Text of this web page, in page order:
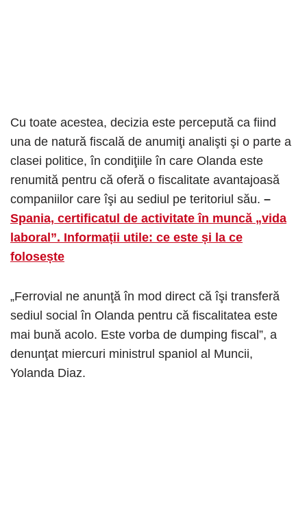
Cu toate acestea, decizia este percepută ca fiind
una de natură fiscală de anumiţi analişti şi o parte a
clasei politice, în condiţiile în care Olanda este
renumită pentru că oferă o fiscalitate avantajoasă
companiilor care îşi au sediul pe teritoriul său. –
Spania, certificatul de activitate în muncă „vida
laboral”. Informații utile: ce este și la ce
folosește
„Ferrovial ne anunţă în mod direct că îşi transferă
sediul social în Olanda pentru că fiscalitatea este
mai bună acolo. Este vorba de dumping fiscal”, a
denunţat miercuri ministrul spaniol al Muncii,
Yolanda Diaz.